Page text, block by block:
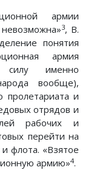
армии
3, В.
понятия
армия
силу именно
вообще),
пролетариата и
отрядов и
рабочих и
перейти на
флота. «Взятое
армию»4.